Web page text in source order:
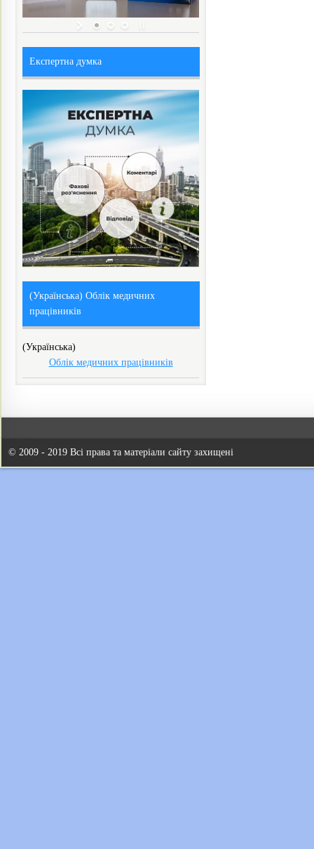
Експертна думка
(Українська) Облік медичних
працівників
(Українська)
Облік медичних працівників
© 2009 - 2019 Всі права та матеріали сайту захищені